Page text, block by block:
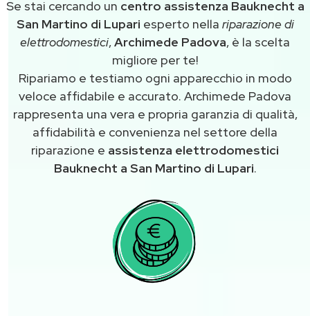
Se stai cercando un centro assistenza Bauknecht a
San Martino di Lupari esperto nella riparazione di
elettrodomestici,Archimede Padova, è la scelta
migliore per te!
Ripariamo e testiamo ogni apparecchio in modo
veloce affidabile e accurato. Archimede Padova
rappresenta una vera e propria garanzia di qualità,
affidabilità e convenienza nel settore della
riparazione e assistenza elettrodomestici
Bauknecht a San Martino di Lupari.